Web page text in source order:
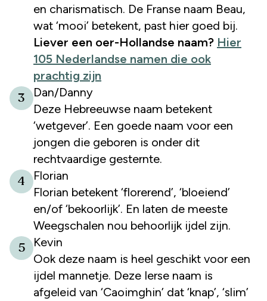
en charismatisch. De Franse naam Beau,
wat ‘mooi’ betekent, past hier goed bij.
Liever een oer-Hollandse naam? Hier
105 Nederlandse namen die ook
prachtig zijn
3
Dan/Danny
Deze Hebreeuwse naam betekent
‘wetgever’. Een goede naam voor een
jongen die geboren is onder dit
rechtvaardige gesternte.
4
Florian
Florian betekent ‘florerend’, ‘bloeiend’
en/of ‘bekoorlijk’. En laten de meeste
Weegschalen nou behoorlijk ijdel zijn.
5
Kevin
Ook deze naam is heel geschikt voor een
ijdel mannetje. Deze Ierse naam is
afgeleid van ‘Caoimghin’ dat ‘knap’, ‘slim’